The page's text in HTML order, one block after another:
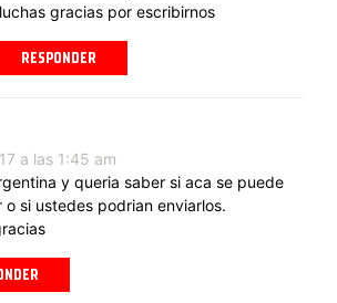
gracias por escribirnos
RESPONDER
a las 1:45 am
y queria saber si aca se puede
o si ustedes podrian enviarlos.